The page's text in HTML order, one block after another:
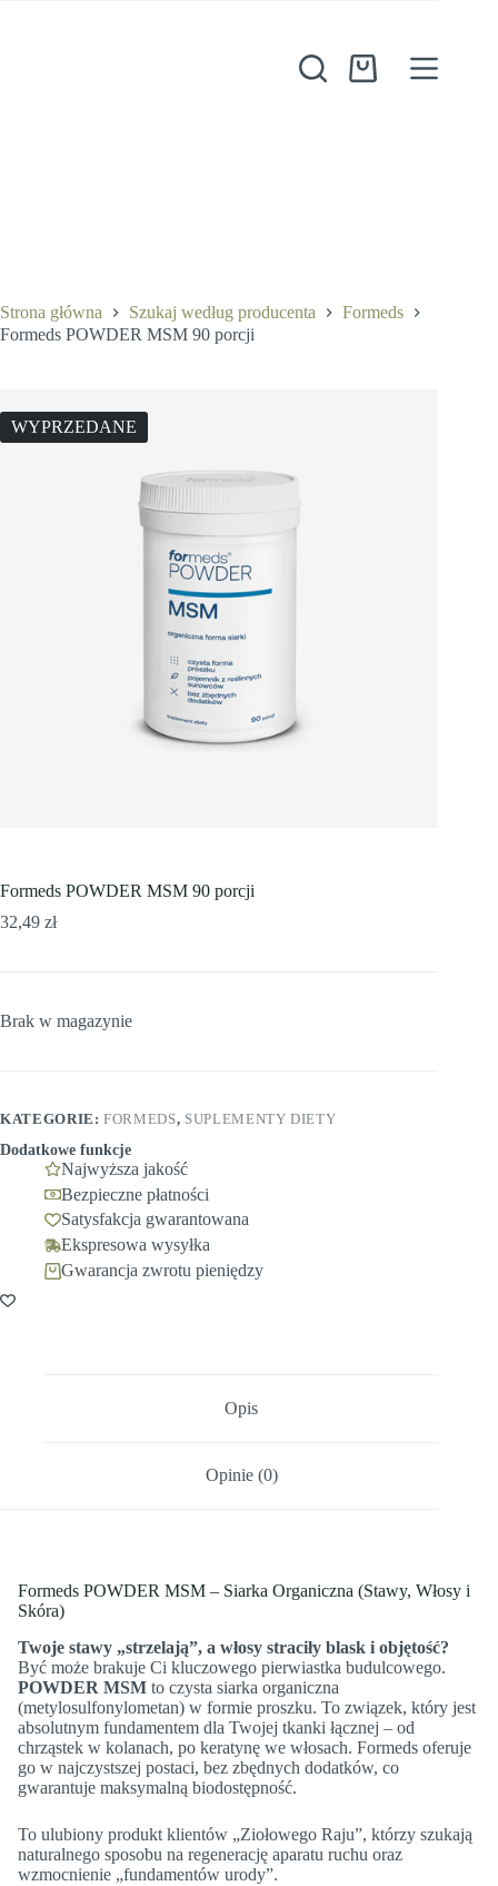
Koszyk
Strona główna Szukaj według producenta
Formeds
Formeds POWDER MSM 90 porcji
WYPRZEDANE
Formeds POWDER MSM 90 porcji
32,49 zł
Brak w magazynie
KATEGORIE:FORMEDS, SUPLEMENTY DIETY
Dodatkowe funkcje
Najwyższa jakość
Bezpieczne płatności
Satysfakcja gwarantowana
Ekspresowa wysyłka
Gwarancja zwrotu pieniędzy
Opis
Opinie (0)
Formeds POWDER MSM – Siarka Organiczna (Stawy, Włosy i
Skóra)
Twoje stawy „strzelają”, a włosy straciły blask i objętość?
Być może brakuje Ci kluczowego pierwiastka budulcowego.
POWDER MSM to czysta siarka organiczna
(metylosulfonylometan) w formie proszku. To związek, który jest
absolutnym fundamentem dla Twojej tkanki łącznej – od
chrząstek w kolanach, po keratynę we włosach. Formeds oferuje
go w najczystszej postaci, bez zbędnych dodatków, co
gwarantuje maksymalną biodostępność.
To ulubiony produkt klientów „Ziołowego Raju”, którzy szukają
naturalnego sposobu na regenerację aparatu ruchu oraz
wzmocnienie „fundamentów urody”.